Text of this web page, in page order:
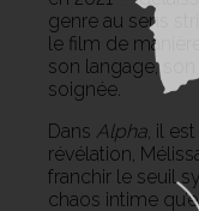
genre au sens
le film de
son langage,
soignée.
Dans Alpha, il
révélation,
franchir le seuil
chaos intime